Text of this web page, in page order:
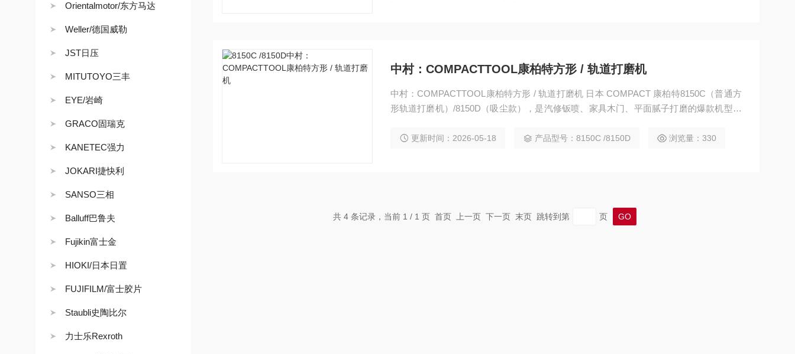
Orientalmotor/东方马达
Weller/德国威勒
JST日压
MITUTOYO三丰
EYE/岩崎
GRACO固瑞克
KANETEC强力
JOKARI捷快利
SANSO三相
Balluff巴鲁夫
Fujikin富士金
HIOKI/日本日置
FUJIFILM/富士胶片
Staubli史陶比尔
力士乐Rexroth
中村：COMPACTTOOL康柏特方形 / 轨道打磨机
中村：COMPACTTOOL康柏特方形 / 轨道打磨机 日本 COMPACT 康柏特8150C（普通方
形轨道打磨机）/8150D（吸尘款），是汽修钣喷、家具木门、平面腻子打磨的爆款机型，
积平面作业效率很高。
更新时间：2026-05-18 产品型号：8150C /8150D 浏览量：330
共 4 条记录，当前 1 / 1 页 首页 上一页 下一页 末页 跳转到第 页